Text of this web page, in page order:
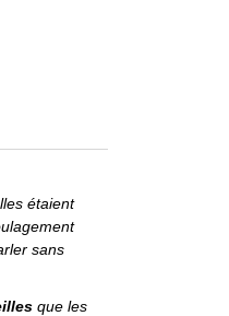
étaient
sans
que les